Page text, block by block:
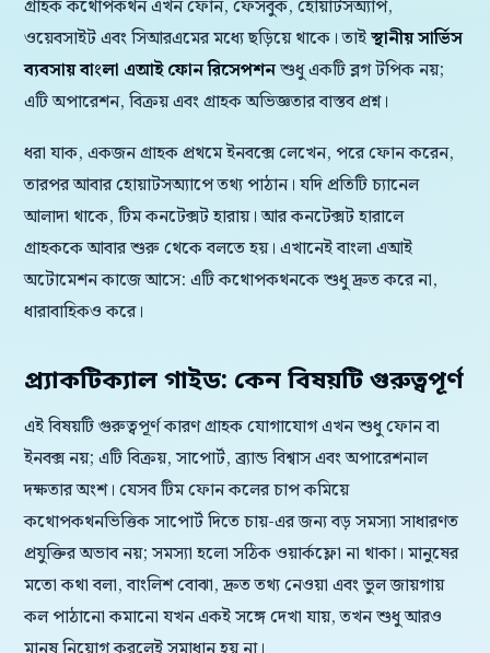
গ্রাহক কথোপকথন এখন ফোন, ফেসবুক, হোয়াটসঅ্যাপ,
ওয়েবসাইট এবং সিআরএমের মধ্যে ছড়িয়ে থাকে। তাইস্থানীয় সার্ভিস
ব্যবসায় বাংলা এআই ফোন রিসেপশনশুধু একটি ব্লগ টপিক নয়;
এটি অপারেশন, বিক্রয় এবং গ্রাহক অভিজ্ঞতার বাস্তব প্রশ্ন।
ধরা যাক, একজন গ্রাহক প্রথমে ইনবক্সে লেখেন, পরে ফোন করেন,
তারপর আবার হোয়াটসঅ্যাপে তথ্য পাঠান। যদি প্রতিটি চ্যানেল
আলাদা থাকে, টিম কনটেক্সট হারায়। আর কনটেক্সট হারালে
গ্রাহককে আবার শুরু থেকে বলতে হয়। এখানেই বাংলা এআই
অটোমেশন কাজে আসে: এটি কথোপকথনকে শুধু দ্রুত করে না,
ধারাবাহিকও করে।
প্র্যাকটিক্যাল গাইড: কেন বিষয়টি গুরুত্বপূর্ণ
এই বিষয়টি গুরুত্বপূর্ণ কারণ গ্রাহক যোগাযোগ এখন শুধু ফোন বা
ইনবক্স নয়; এটি বিক্রয়, সাপোর্ট, ব্র্যান্ড বিশ্বাস এবং অপারেশনাল
দক্ষতার অংশ। যেসব টিম ফোন কলের চাপ কমিয়ে
কথোপকথনভিত্তিক সাপোর্ট দিতে চায়-এর জন্য বড় সমস্যা সাধারণত
প্রযুক্তির অভাব নয়; সমস্যা হলো সঠিক ওয়ার্কফ্লো না থাকা। মানুষের
মতো কথা বলা, বাংলিশ বোঝা, দ্রুত তথ্য নেওয়া এবং ভুল জায়গায়
কল পাঠানো কমানো যখন একই সঙ্গে দেখা যায়, তখন শুধু আরও